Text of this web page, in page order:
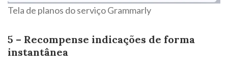
Tela de planos do serviço Grammarly
5 – Recompense indicações de forma
instantânea